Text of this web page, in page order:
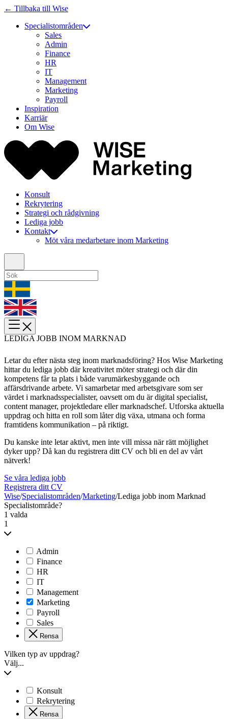
← Tillbaka till Wise
Specialistområden
Sales
Admin
Finance
HR
IT
Management
Marketing
Payroll
Inspiration
Karriär
Om Wise
Konsult
Rekrytering
Strategi och rådgivning
Lediga jobb
Kontakt
Möt våra medarbetare inom Marketing
LEDIGA JOBB INOM MARKNAD
Letar du efter nästa steg inom marknadsföring? Hos Wise Marketing
hittar du lediga jobb där kreativitet möter strategi och där din
kompetens får ta plats i både varumärkesbyggande och
affärsdrivande arbete. Vi samarbetar med arbetsgivare som ser
värdet i marknadsspecialister, oavsett om du är digital specialist,
content manager, projektledare eller marknadschef. Utforska aktuella
uppdrag och hitta en roll som låter dig växa, utmana och forma
framtidens kommunikation – på riktigt.
Du kanske inte letar aktivt, men inte vill missa när rätt möjlighet
dyker upp? Då kan du registrera ditt CV och bli en del av vårt
nätverk!
Se våra lediga jobb
Registrera ditt CV
Wise/Specialistområden/Marketing/Lediga jobb inom Marknad
Specialistområde?
1 valda
1
Admin
Finance
HR
IT
Management
Marketing
Payroll
Sales
Rensa
Vilken typ av uppdrag?
Välj...
Konsult
Rekrytering
Rensa